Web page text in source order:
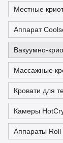
Местные
Аппарат
Вакуумно-
Массажные
Кровати для
Камеры
Аппараты